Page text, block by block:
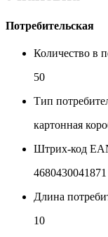
Потребительская
Количество в
50
Тип
картонная
Штрих-код
4680430041871
Длина
10